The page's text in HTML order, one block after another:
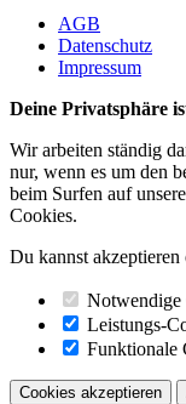
AGB
Datenschutz
Impressum
Deine Privatsphäre
Wir arbeiten ständig
nur, wenn es um den
beim Surfen auf
Cookies.
Du kannst akzeptieren
Notwendige
Leistungs-
Funktionale
Cookies akzeptieren